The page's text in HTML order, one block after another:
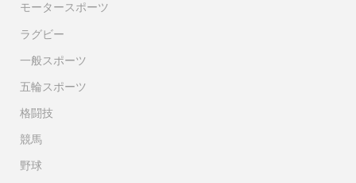
モータースポーツ
ラグビー
一般スポーツ
五輪スポーツ
格闘技
競馬
野球